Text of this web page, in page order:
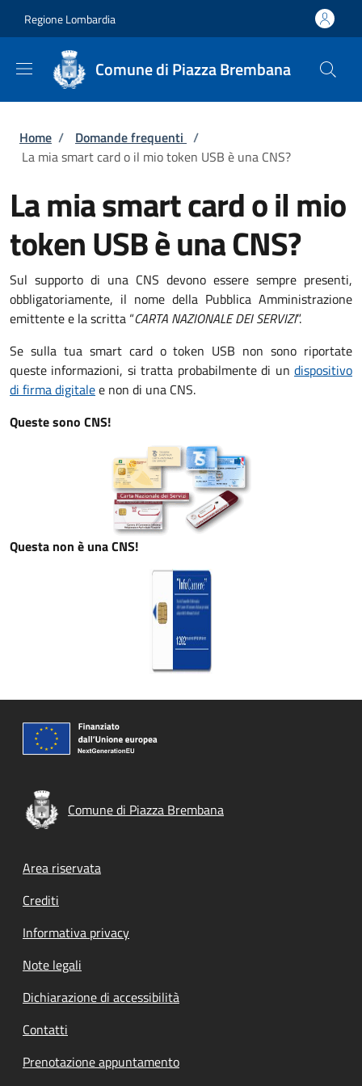
Regione Lombardia
Comune di Piazza Brembana
Briciole di pane
Home / Domande frequenti /
La mia smart card o il mio token USB è una CNS?
La mia smart card o il mio
token USB è una CNS?
Sul supporto di una CNS devono essere sempre presenti,
obbligatoriamente, il nome della Pubblica Amministrazione
emittente e la scritta “CARTA NAZIONALE DEI SERVIZI”.
Se sulla tua smart card o token USB non sono riportate
queste informazioni, si tratta probabilmente di un dispositivo
di firma digitalee non di una CNS.
Queste sono CNS!
Questa non è una CNS!
Comune di Piazza Brembana
Footer menu
Area riservata
Crediti
Informativa privacy
Note legali
Dichiarazione di accessibilità
Contatti
Prenotazione appuntamento